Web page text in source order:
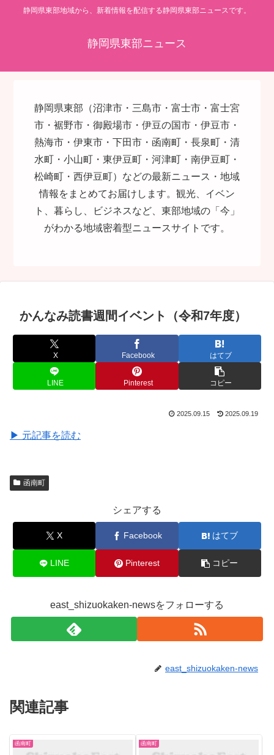
静岡県東部地域から、新着情報を配信する静岡県東部ニュースです。
静岡県東部ニュース
静岡県東部（沼津市・三島市・富士市・富士宮
市・裾野市・御殿場市・伊豆の国市・伊豆市・
熱海市・伊東市・下田市・函南町・長泉町・清
水町・小山町・東伊豆町・河津町・南伊豆町・
松崎町・西伊豆町）などの最新ニュース・地域
情報をまとめてお届けします。観光、イベン
ト、暮らし、ビジネスなど、東部地域の「今」
がわかる地域密着型ニュースサイトです。
かんなみ読書週間イベント（令和7年度）
X Facebook はてブ
LINE Pinterest コピー
2025.09.15 2025.09.19
▶ 元記事を読む
函南町
シェアする
X Facebook はてブ
LINE Pinterest コピー
east_shizuokaken-newsをフォローする
east_shizuokaken-news
関連記事
函南町 函南町